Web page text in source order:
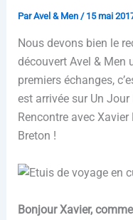
ParAvel & Men / 15 mai
Nous devons bien le
découvert Avel & Men
premiers échanges,
est arrivée sur Un Jour
Rencontre avec
Breton !
Bonjour Xavier,